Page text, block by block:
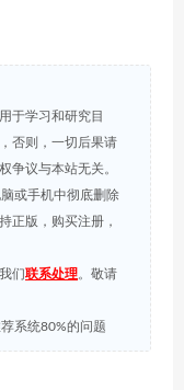
于学习和研究目
否则，一切后果请
争议与本站无关。
或手机中彻底删除
正版，购买注册，
们联系处理。敬请
系统80%的问题